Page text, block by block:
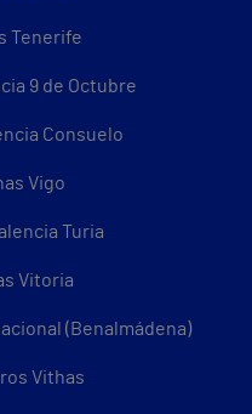
Tenerife
9 de Octubre
Consuelo
Vigo
Turia
Vitoria
(Benalmádena)
Vithas